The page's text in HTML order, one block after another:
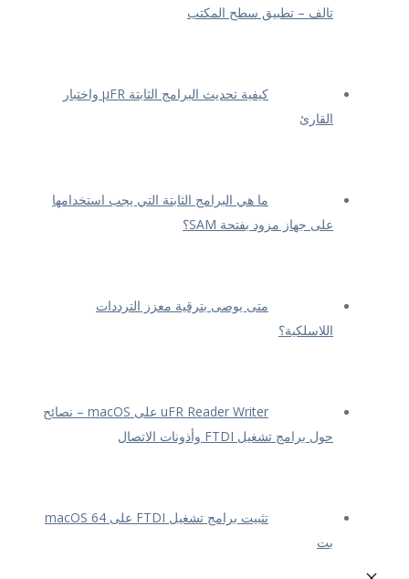
تالف – تطبيق سطح المكتب
كيفية تحديث البرامج الثابتة μFR واختبار
القارئ
ما هي البرامج الثابتة التي يجب استخدامها
على جهاز مزود بفتحة SAM؟
متى يوصى بترقية معزز الترددات
اللاسلكية؟
uFR Reader Writer على macOS – نصائح
حول برامج تشغيل FTDI وأذونات الاتصال
تثبيت برامج تشغيل FTDI على macOS 64
بت